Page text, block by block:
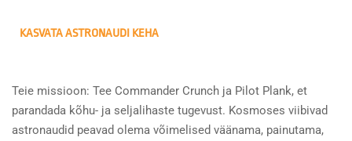
KASVATA ASTRONAUDI KEHA
Teie missioon: Tee Commander Crunch ja Pilot Plank, et
parandada kõhu- ja seljalihaste tugevust. Kosmoses viibivad
astronaudid peavad olema võimelised väänama, painutama,